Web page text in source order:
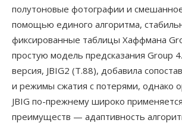
полутоновые фотографии и
помощью единого алгоритма,
фиксированные таблицы Хаффмана
простую модель предсказания Group
версия, JBIG2 (T.88), добавила
и режимы сжатия с потерями, однако
JBIG по-прежнему широко
преимуществ — адаптивность